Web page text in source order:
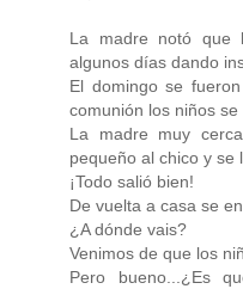
La madre notó que
algunos días dando
El domingo se
comunión los niños
La madre muy
pequeño al chico y se
¡Todo salió bien!
De vuelta a casa se
¿A dónde vais?
Venimos de que los
Pero bueno...¿Es